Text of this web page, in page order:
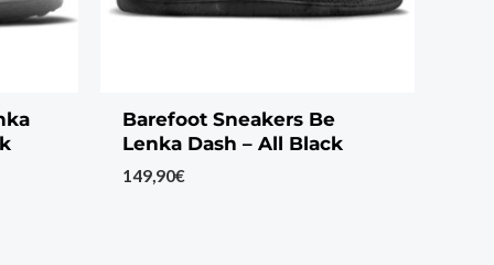
Barefoot Sneakers Be
Lenka Dash – All Black
149,90€